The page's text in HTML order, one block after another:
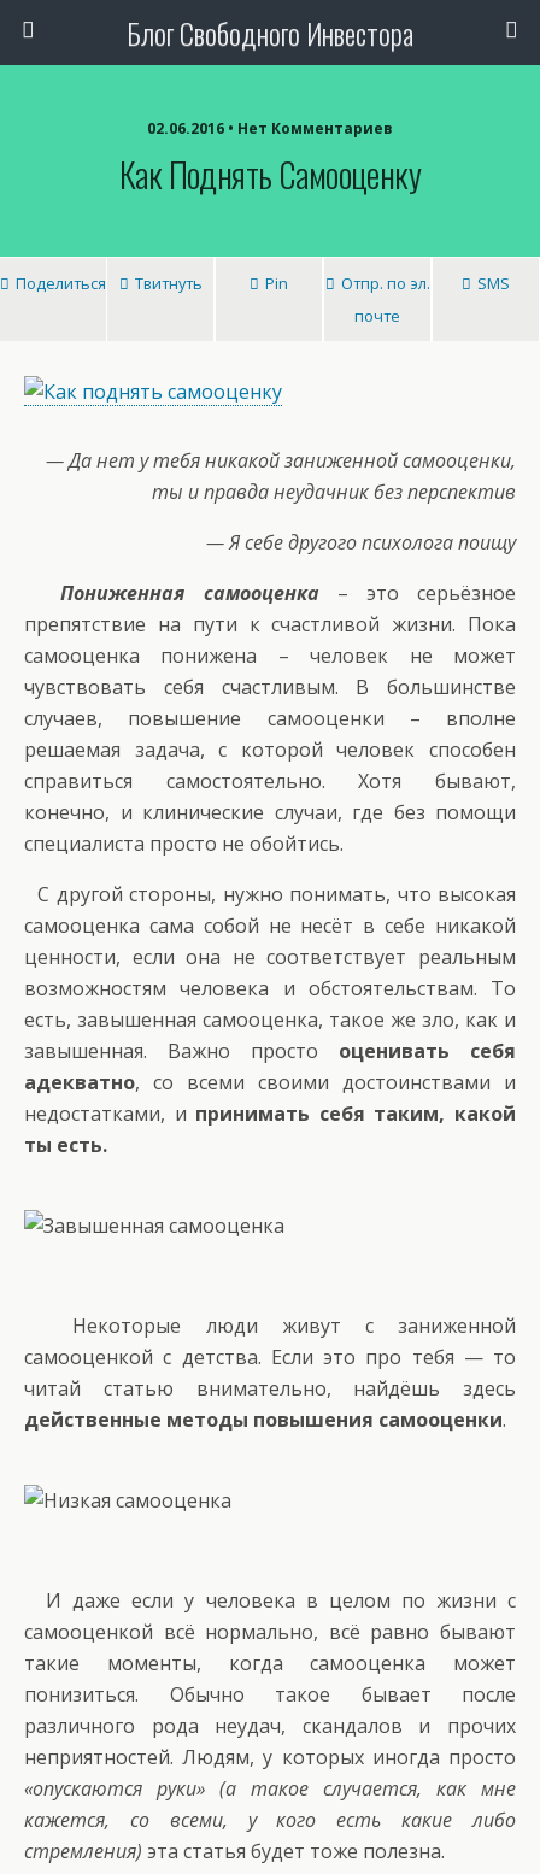
Блог Свободного Инвестора
02.06.2016 • Нет Комментариев
Как Поднять Самооценку
Поделиться Твитнуть Pin
Отпр. по эл.
почте
SMS
— Да нет у тебя никакой заниженной самооценки,
ты и правда неудачник без перспектив
— Я себе другого психолога поищу
Пониженная самооценка – это серьёзное
препятствие на пути к счастливой жизни. Пока
самооценка понижена – человек не может
чувствовать себя счастливым. В большинстве
случаев, повышение самооценки – вполне
решаемая задача, с которой человек способен
справиться самостоятельно. Хотя бывают,
конечно, и клинические случаи, где без помощи
специалиста просто не обойтись.
С другой стороны, нужно понимать, что высокая
самооценка сама собой не несёт в себе никакой
ценности, если она не соответствует реальным
возможностям человека и обстоятельствам. То
есть, завышенная самооценка, такое же зло, как и
завышенная. Важно просто оценивать себя
адекватно, со всеми своими достоинствами и
недостатками, и принимать себя таким, какой
ты есть.
Некоторые люди живут с заниженной
самооценкой с детства. Если это про тебя — то
читай статью внимательно, найдёшь здесь
действенные методы повышения самооценки.
И даже если у человека в целом по жизни с
самооценкой всё нормально, всё равно бывают
такие моменты, когда самооценка может
понизиться. Обычно такое бывает после
различного рода неудач, скандалов и прочих
неприятностей. Людям, у которых иногда просто
«опускаются руки» (а такое случается, как мне
кажется, со всеми, у кого есть какие либо
стремления) эта статья будет тоже полезна.